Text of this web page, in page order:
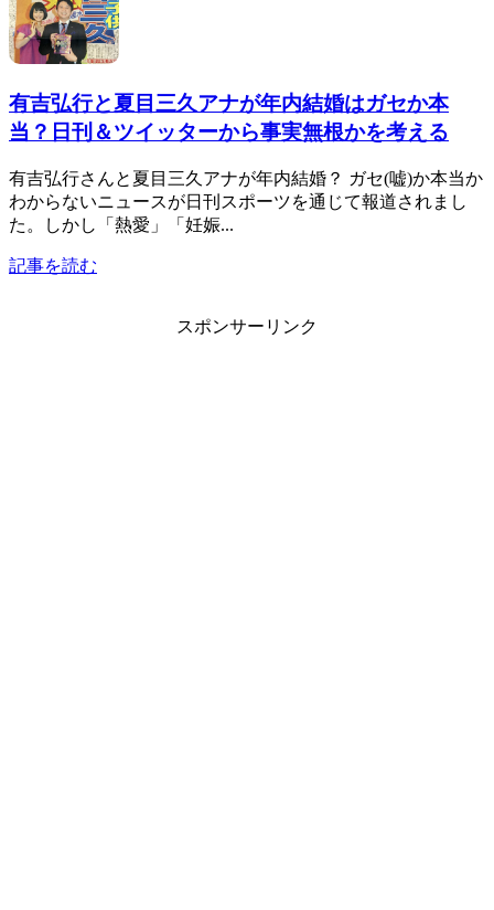
有吉弘行と夏目三久アナが年内結婚はガセか本
当？日刊＆ツイッターから事実無根かを考える
有吉弘行さんと夏目三久アナが年内結婚？ ガセ(嘘)か本当か
わからないニュースが日刊スポーツを通じて報道されまし
た。しかし「熱愛」「妊娠...
記事を読む
スポンサーリンク